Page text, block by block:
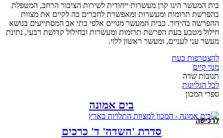
בית המעשר הינו קרן מעשרות ייחודית לשירות הציבור הרחב, המטפלת
בהפרשת תרומות ומעשרות ומאפשרת לחברים בה לקיים את מצוות
ההפרשה בהידור. בבית המעשר מנויים אלפי בתי אב המסתייעים בנושא
חילול מטבע בעת הפרשת תרומות ומעשרות ובחילול קדושת רבעי, נתינת
מעשר עני לעניים, ומעשר ראשון ללוי.
להצטרפות כעת
מנוי קיים
תנובות שדה
לכל הגליונות
ספרי המכון
בים אמונה
לרכישה
סדרת 'השדה' ד' כרכים